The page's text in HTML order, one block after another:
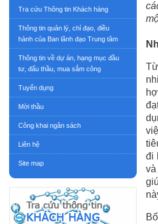
Tra cứu Thông tin Khách hàng
Thông tin quản lý, chỉ đạo, điều
hành của Ban lãnh đạo Trung tâm
Thông tin về dự án, hạng mục đầu
tư, đấu thầu, mua sắm công
Tuyển dụng
Mời thầu
Công khai ngân sách
Liên hệ
Site map
đi
và